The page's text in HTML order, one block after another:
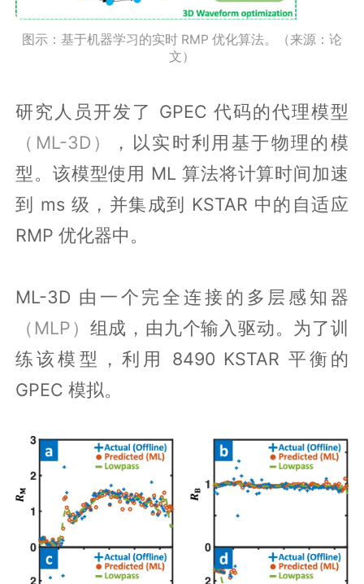
图示：基于机器学习的实时 RMP 优化算法。（来源：论
文）
研究人员开发了 GPEC 代码的代理模型
（ML-3D）
，以实时利用基于物理的模
型。该模型使用 ML 算法将计算时间加速
到 ms 级，并集成到 KSTAR 中的自适应
RMP 优化器中。
ML-3D 由一个完全连接的多层感知器
（MLP） 组成，由九个输入驱动。为了训
练该模型，利用 8490 KSTAR 平衡的
GPEC 模拟。